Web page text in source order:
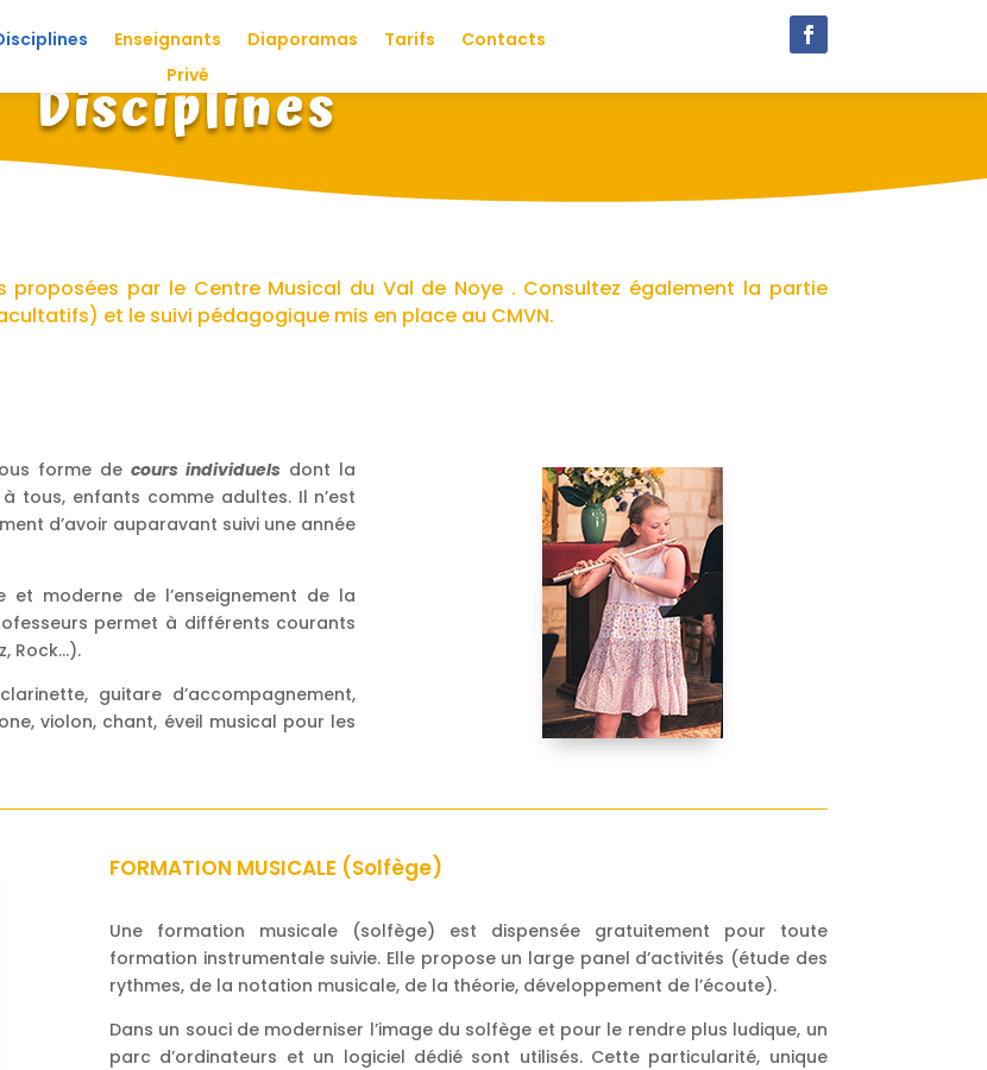
Enseignants Diaporamas Tarifs
Contacts
Privé
Disciplines
par le Centre Musical du Val de Noye . Consultez également la partie
et le suivi pédagogique mis en place au CMVN.
forme decours individuels dont la
tous, enfants comme adultes. Il n’est
d’avoir auparavant suivi une année
et moderne de l’enseignement de la
permet à différents courants
Rock…).
guitare d’accompagnement,
violon, chant, éveil musical pour les
FORMATION MUSICALE (Solfège)
Une formation musicale (solfège) est dispensée gratuitement pour toute
formation instrumentale suivie. Elle propose un large panel d’activités (étude des
rythmes, de la notation musicale, de la théorie, développement de l’écoute).
Dans un souci de moderniser l’image du solfège et pour le rendre plus ludique, un
parc d’ordinateurs et un logiciel dédié sont utilisés. Cette particularité, unique